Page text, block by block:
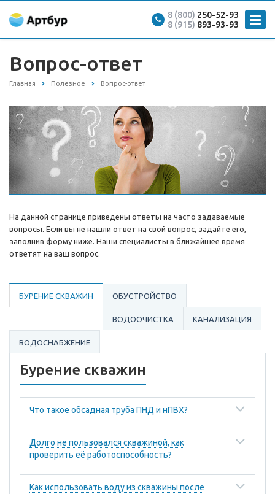
8 (800) 250-52-93
8 (915) 893-93-93
Вопрос-ответ
Главная Полезное Вопрос-ответ
На данной странице приведены ответы на часто задаваемые
вопросы. Если вы не нашли ответ на свой вопрос, задайте его,
заполнив форму ниже. Наши специалисты в ближайшее время
ответят на ваш вопрос.
БУРЕНИЕ СКВАЖИН ОБУСТРОЙСТВО
ВОДООЧИСТКА КАНАЛИЗАЦИЯ
ВОДОСНАБЖЕНИЕ
Бурение скважин
Что такое обсадная труба ПНД и нПВХ?
Долго не пользовался скважиной, как
проверить её работоспособность?
Как использовать воду из скважины после